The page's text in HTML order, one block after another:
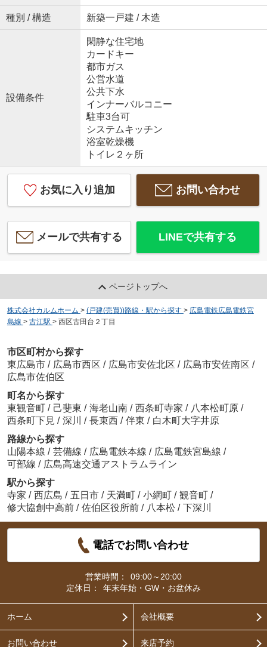
種別 / 構造 新築一戸建 / 木造
設備条件
閑静な住宅地
カードキー
都市ガス
公営水道
公共下水
インナーバルコニー
駐車3台可
システムキッチン
浴室乾燥機
トイレ２ヶ所
お気に入り追加 お問い合わせ
メールで共有する LINEで共有する
ページトップへ
株式会社カルムホーム > (戸建(売買))路線・駅から探す > 広島電鉄広島電鉄宮
島線 > 古江駅 > 西区古田台２丁目
市区町村から探す
東広島市 / 広島市西区 / 広島市安佐北区 / 広島市安佐南区 /
広島市佐伯区
町名から探す
東観音町 / 己斐東 / 海老山南 / 西条町寺家 / 八本松町原 /
西条町下見 / 深川 / 長束西 / 伴東 / 白木町大字井原
路線から探す
山陽本線 / 芸備線 / 広島電鉄本線 / 広島電鉄宮島線 /
可部線 / 広島高速交通アストラムライン
駅から探す
寺家 / 西広島 / 五日市 / 天満町 / 小網町 / 観音町 /
修大協創中高前 / 佐伯区役所前 / 八本松 / 下深川
電話でお問い合わせ
営業時間：
09:00～20:00
定休日：
年末年始・GW・お盆休み
ホーム 会社概要
お問い合わせ 来店予約